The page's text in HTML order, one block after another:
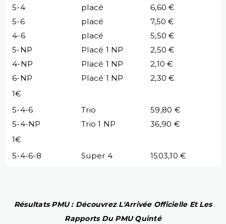
5-4 placé
6,60 €
5-6
placé
7,50 €
4-6
placé
5,50 €
5-NP
Placé 1 NP
2,50 €
4-NP
Placé 1 NP
2,10 €
6-NP
Placé 1 NP
2,30 €
1€
5-4-6
Trio
59,80 €
5-4-NP
Trio 1 NP
36,90 €
1€
5-4-6-8
Super 4 1503,10 €
Résultats PMU : Découvrez L'Arrivée Officielle Et Les
Rapports Du PMU Quinté